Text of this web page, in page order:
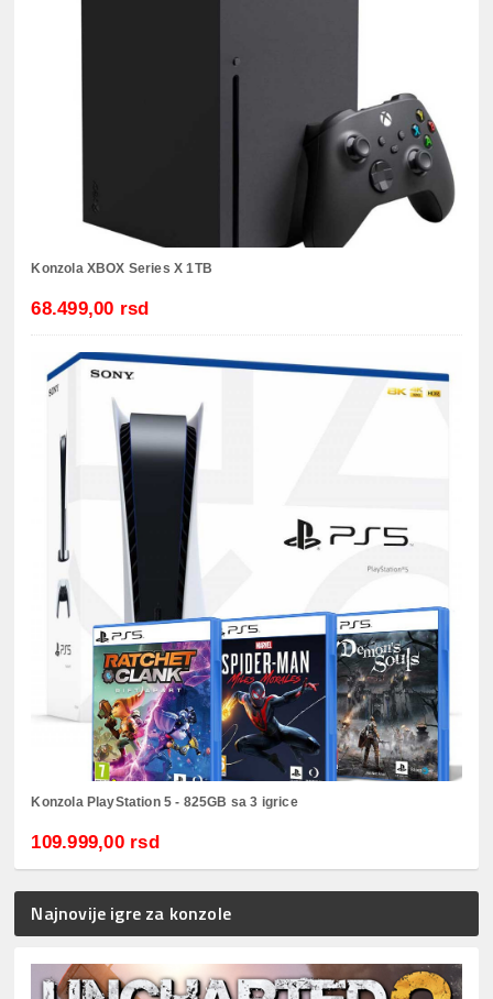
Konzola XBOX Series X 1TB
68.499,00 rsd
Konzola PlayStation 5 - 825GB sa 3 igrice
109.999,00 rsd
Najnovije igre za konzole